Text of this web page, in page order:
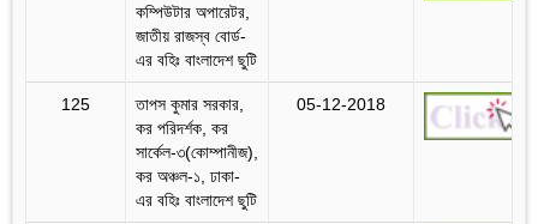
কম্পিউটার অপারেটর,
জাতীয় রাজস্ব বোর্ড-
এর বহিঃ বাংলাদেশ ছুটি
125
তাপস কুমার সরকার,
কর পরিদর্শক, কর
সার্কেল-৩(কোম্পানীজ),
কর অঞ্চল-১, ঢাকা-
এর বহিঃ বাংলাদেশ ছুটি
05-12-2018